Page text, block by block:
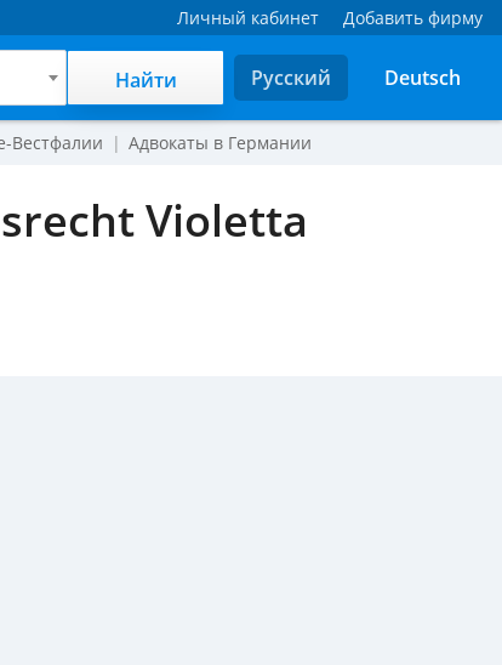
Личный кабинет Добавить фирму
Найти Русский Deutsch
Вестфалии Адвокаты в Германии
Violetta